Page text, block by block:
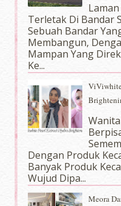
Terletak Di Bandar
Sebuah Bandar
Membangun,
Mampan Yang
Ke...
Dengan Produk
Banyak Produk
Wujud Dipa...
Meora